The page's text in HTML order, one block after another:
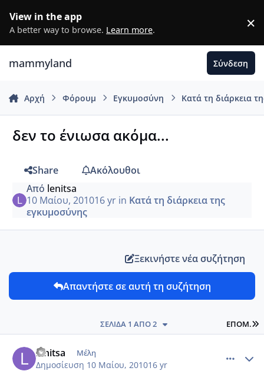
View in the app
A better way to browse. Learn more. ×
mammyland Σύνδεση
Αρχή Φόρουμ Εγκυμοσύνη Κατά τη διάρκεια
δεν το ένιωσα ακόμα...
Share
Ακόλουθοι
Από lenitsa
10 Μαίου, 201016 yrin Κατά τη διάρκεια της
εγκυμοσύνης
Ξεκινήστε νέα συζήτηση
Απαντήστε σε αυτή τη συζήτηση
ΕΠΌΜ.
ΣΕΛΊΔΑ 1 ΑΠΌ 2
lenitsa Μέλη
Δημοσίευση 10 Μαίου, 201016 yr